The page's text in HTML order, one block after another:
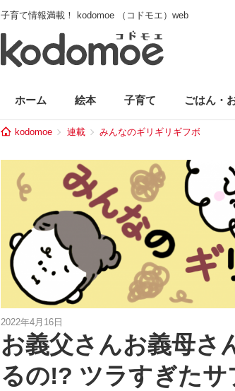
子育て情報満載！ kodomoe （コドモエ）web
ホーム 絵本 子育て ごはん・
kodomoe 連載 みんなのギリギリギフボ
2022年4月16日
お義父さんお義母さ
るの!? ツラすぎた